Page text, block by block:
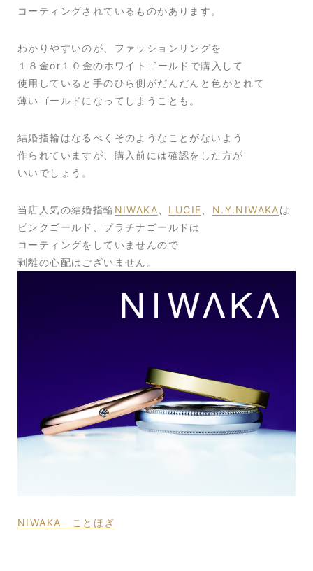
コーティングされているものがあります。
わかりやすいのが、ファッションリングを
１８金or１０金のホワイトゴールドで購入して
使用していると手のひら側がだんだんと色がとれて
薄いゴールドになってしまうことも。
結婚指輪はなるべくそのようなことがないよう
作られていますが、購入前には確認をした方が
いいでしょう。
当店人気の結婚指輪 NIWAKA LUCIE N.Y.NIWAKAは
ピンクゴールド、プラチナゴールドは
コーティングをしていませんので
剥離の心配はございません。
NIWAKA ことほぎ